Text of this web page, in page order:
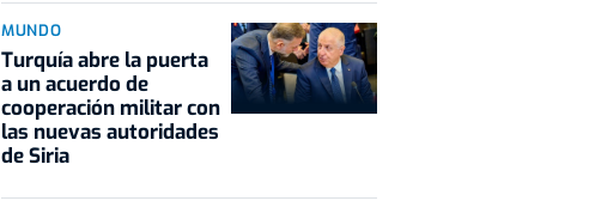
MUNDO
Turquía abre la puerta
a un acuerdo de
cooperación militar con
las nuevas autoridades
de Siria